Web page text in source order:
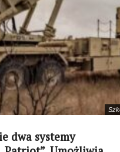
dwa systemy